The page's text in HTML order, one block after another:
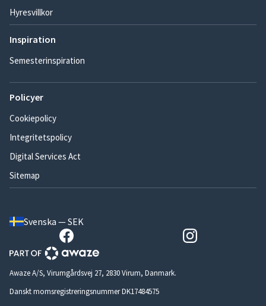
Hyresvillkor
Inspiration
Semesterinspiration
Policyer
Cookiepolicy
Integritetspolicy
Digital Services Act
Sitemap
Svenska — SEK
Awaze A/S, Virumgårdsvej 27, 2830 Virum, Danmark.
Danskt momsregistreringsnummer DK17484575